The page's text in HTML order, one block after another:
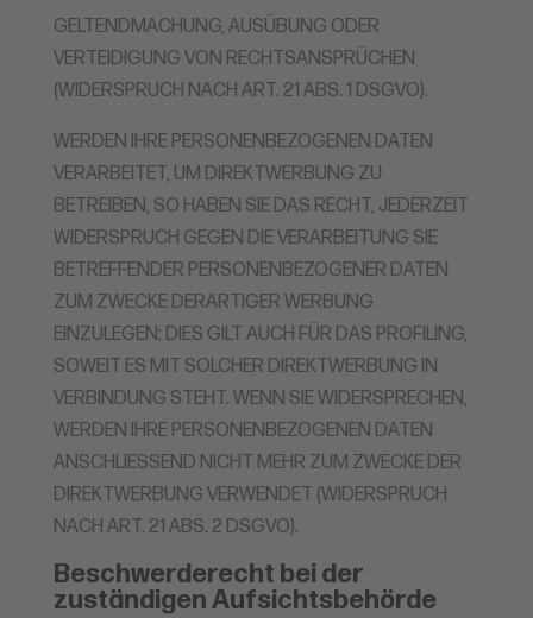
GELTENDMACHUNG, AUSÜBUNG ODER
VERTEIDIGUNG VON RECHTSANSPRÜCHEN
(WIDERSPRUCH NACH ART. 21 ABS. 1 DSGVO).
WERDEN IHRE PERSONENBEZOGENEN DATEN
VERARBEITET, UM DIREKTWERBUNG ZU
BETREIBEN, SO HABEN SIE DAS RECHT, JEDERZEIT
WIDERSPRUCH GEGEN DIE VERARBEITUNG SIE
BETREFFENDER PERSONENBEZOGENER DATEN
ZUM ZWECKE DERARTIGER WERBUNG
EINZULEGEN; DIES GILT AUCH FÜR DAS PROFILING,
SOWEIT ES MIT SOLCHER DIREKTWERBUNG IN
VERBINDUNG STEHT. WENN SIE WIDERSPRECHEN,
WERDEN IHRE PERSONENBEZOGENEN DATEN
ANSCHLIESSEND NICHT MEHR ZUM ZWECKE DER
DIREKTWERBUNG VERWENDET (WIDERSPRUCH
NACH ART. 21 ABS. 2 DSGVO).
Beschwerde­recht bei der
zuständigen Aufsichts­behörde